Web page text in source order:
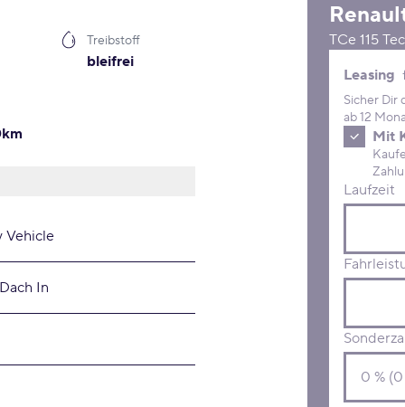
TCe 115
Leasing
Leasing
Sicher Dir
ab 12
Mit
Kaufe
Laufzeit
Treibstoff
bleifrei
Vehicle
In